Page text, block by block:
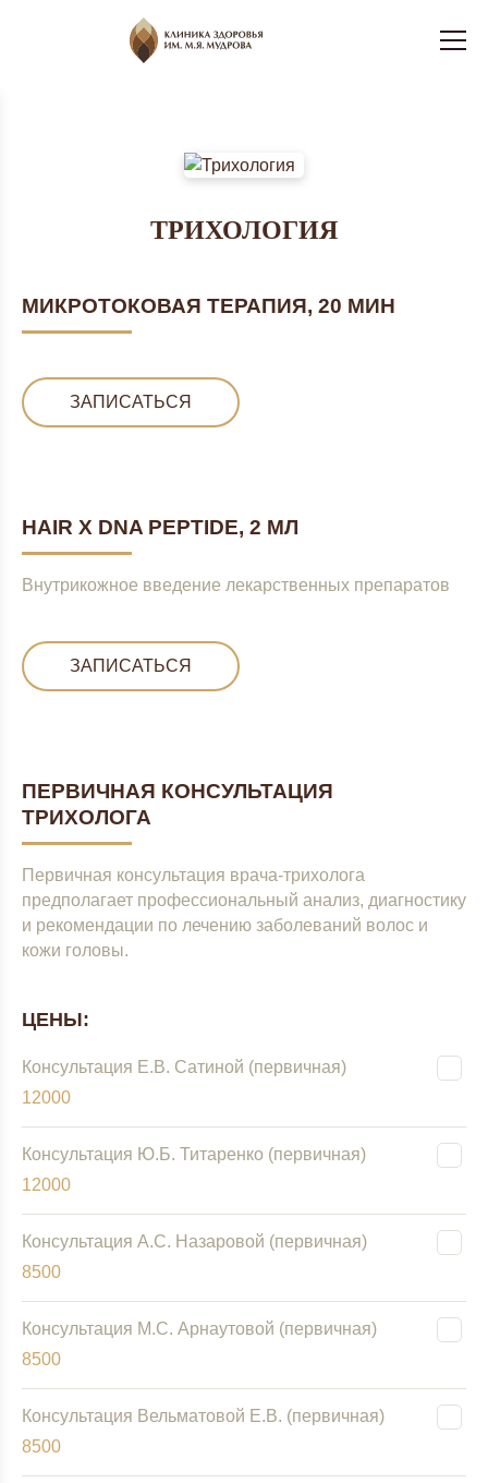
ТРИХОЛОГИЯ
МИКРОТОКОВАЯ ТЕРАПИЯ, 20 МИН
ЗАПИСАТЬСЯ
HAIR X DNA PEPTIDE, 2 МЛ
Внутрикожное введение лекарственных препаратов
ЗАПИСАТЬСЯ
ПЕРВИЧНАЯ КОНСУЛЬТАЦИЯ
ТРИХОЛОГА
Первичная консультация врача-трихолога
предполагает профессиональный анализ, диагностику
и рекомендации по лечению заболеваний волос и
кожи головы.
ЦЕНЫ:
Консультация Е.В. Сатиной (первичная)
12000
Консультация Ю.Б. Титаренко (первичная)
12000
Консультация А.С. Назаровой (первичная)
8500
Консультация М.С. Арнаутовой (первичная)
8500
Консультация Вельматовой Е.В. (первичная)
8500